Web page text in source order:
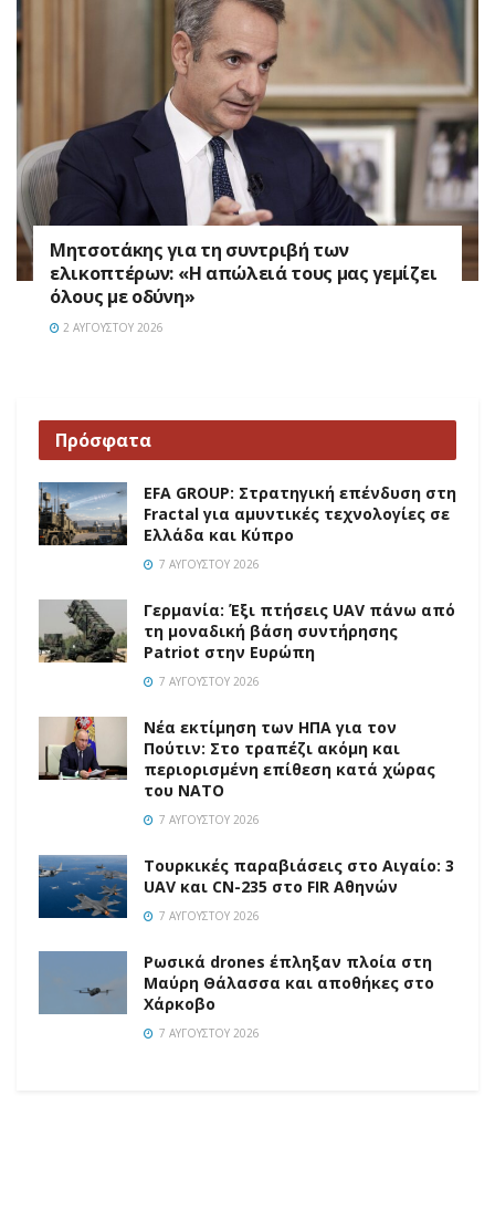
Μητσοτάκης για τη συντριβή των
ελικοπτέρων: «Η απώλειά τους μας γεμίζει
όλους με οδύνη»
2 ΑΥΓΟΎΣΤΟΥ 2026
Πρόσφατα
EFA GROUP: Στρατηγική επένδυση στη
Fractal για αμυντικές τεχνολογίες σε
Ελλάδα και Κύπρο
7 ΑΥΓΟΎΣΤΟΥ 2026
Γερμανία: Έξι πτήσεις UAV πάνω από
τη μοναδική βάση συντήρησης
Patriot στην Ευρώπη
7 ΑΥΓΟΎΣΤΟΥ 2026
Νέα εκτίμηση των ΗΠΑ για τον
Πούτιν: Στο τραπέζι ακόμη και
περιορισμένη επίθεση κατά χώρας
του ΝΑΤΟ
7 ΑΥΓΟΎΣΤΟΥ 2026
Τουρκικές παραβιάσεις στο Αιγαίο: 3
UAV και CN-235 στο FIR Αθηνών
7 ΑΥΓΟΎΣΤΟΥ 2026
Ρωσικά drones έπληξαν πλοία στη
Μαύρη Θάλασσα και αποθήκες στο
Χάρκοβο
7 ΑΥΓΟΎΣΤΟΥ 2026